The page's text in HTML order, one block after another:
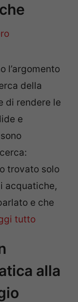
l’argomento
della
di rendere le
e
trovato solo
acquatiche,
e che
tutto
alla